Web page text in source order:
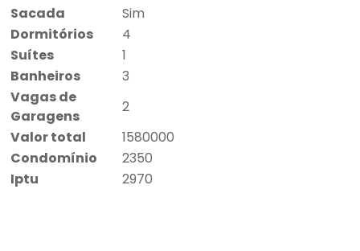
Sacada
Sim
Dormitórios
4
Suítes
1
Banheiros
3
Vagas de
Garagens
2
Valor total
1580000
Condomínio
2350
Iptu
2970